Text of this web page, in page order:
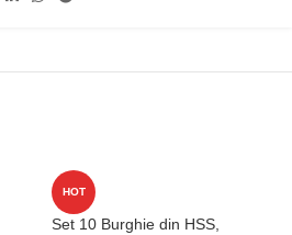
HOT
Set 10 Burghie din HSS,